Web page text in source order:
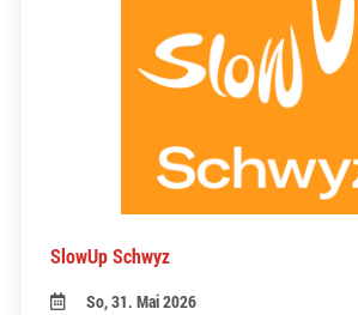
SlowUp Schwyz
So, 31. Mai 2026